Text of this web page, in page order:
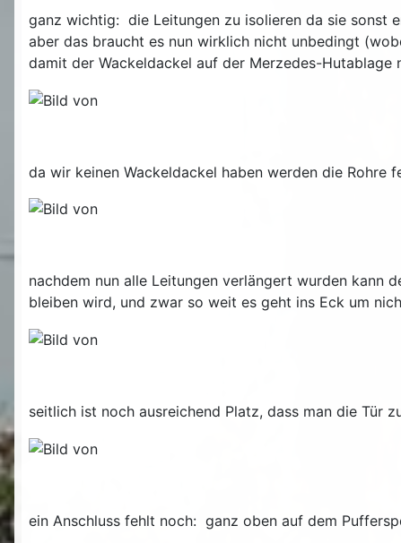
ganz wichtig: die Leitungen zu isolieren da sie sonst
aber das braucht es nun wirklich nicht unbedingt
damit der Wackeldackel auf der Merzedes-
da wir keinen Wackeldackel haben werden die Rohre
nachdem nun alle Leitungen verlängert wurden kann
bleiben wird, und zwar so weit es geht ins Eck um
seitlich ist noch ausreichend Platz, dass man die Tür
ein Anschluss fehlt noch: ganz oben auf dem